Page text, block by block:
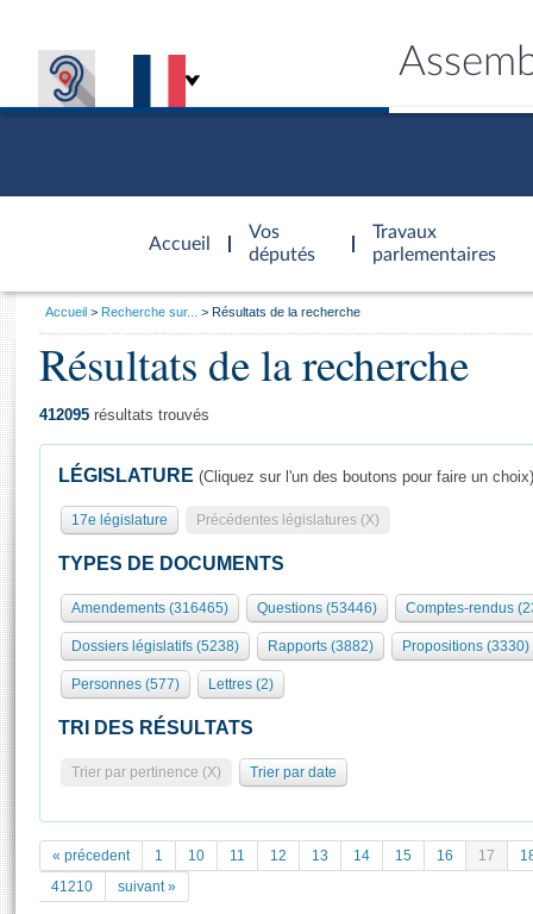
Accueil
d'accueil
Vos
députés
Travaux
parlementaires
Présidence
577 députés
Groupes politiques
Élections législatives
Séance publique
Commissions et autres organes
Europe et International
Contrôle et évaluation
Congrès
Pétitions
Documents parlementaires
Projets de loi
Général
Rôle et pouvoirs de l'Assemblée
Organisation de l'Assemblée
Présidence Conférence des Présidents Bureau Collège des
Statistiques et chiffres clés
Transparence et déontologie
Visiter l'Assemblée
Visite virtuelle du palais Bourbon
Assister à une séance
Accès des chercheurs à l’Assemblée
Les évènements
Les archives
Contacts et plan d'accès
Vous
Accueil Recherche sur... Résultats de la recherche
Résultats de la recherche
412095 résultats trouvés
LÉGISLATURE (Cliquez sur l'un des boutons pour faire un choix)
17e législature Précédentes législatures (X)
TYPES DE DOCUMENTS
Amendements (316465) Questions (53446) Comptes-rendus
Dossiers législatifs (5238) Rapports (3882) Propositions (3330)
Personnes (577) Lettres (2)
TRI DES RÉSULTATS
Trier par pertinence (X) Trier par date
« précedent 1 10 11 12 13 14 15 16 17
41210
suivant »